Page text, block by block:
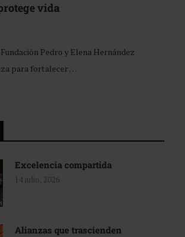
vida
Pedro y Elena Hernández
para fortalecer …
Excelencia compartida
14 julio, 2026
Alianzas que trascienden